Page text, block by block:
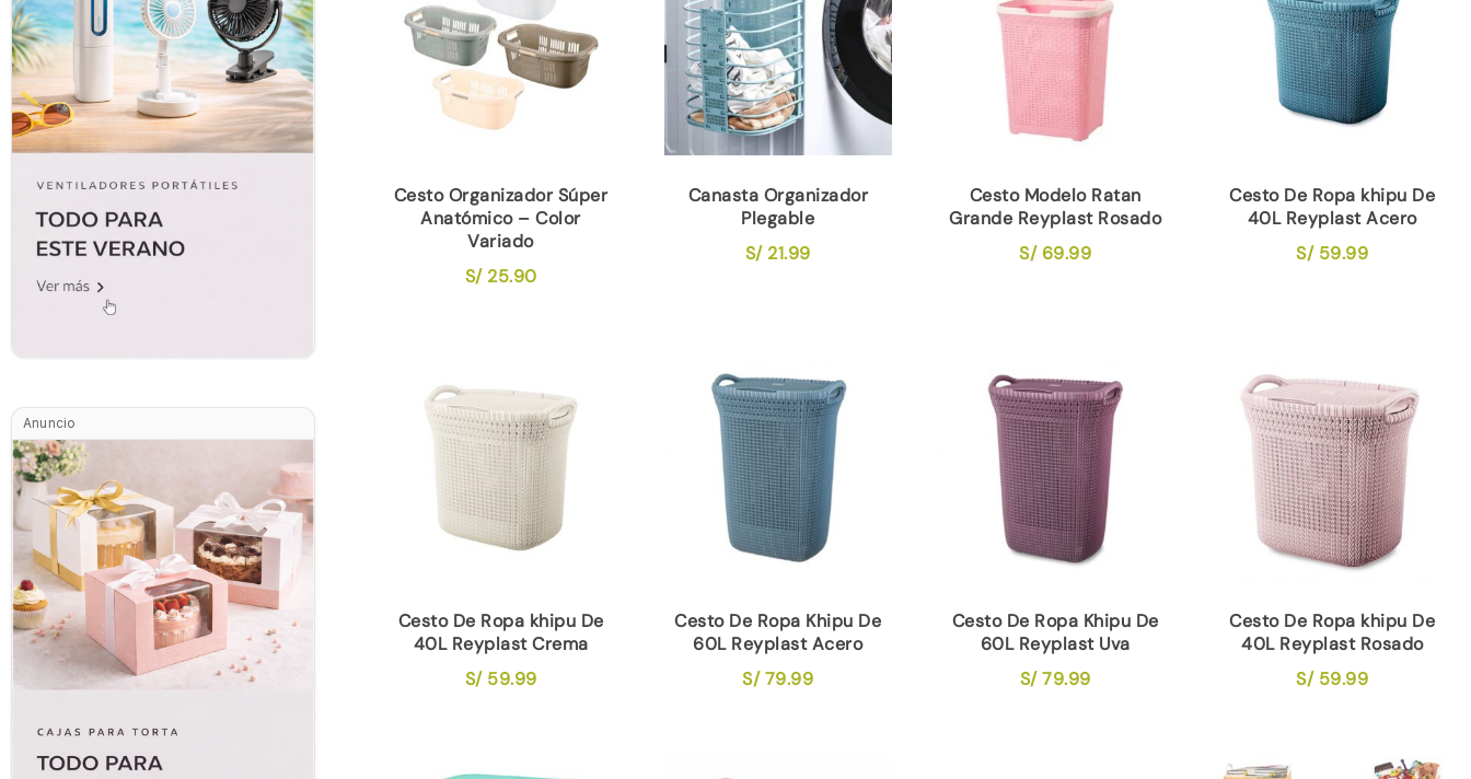
Anuncio
Cesto Organizador Súper
Anatómico – Color
Variado
S/25.90
Canasta Organizador
Plegable
S/21.99
Cesto Modelo Ratan
Grande Reyplast Rosado
S/69.99
Cesto De Ropa khipu De
40L Reyplast Acero
S/59.99
Cesto De Ropa khipu De
40L Reyplast Crema
S/59.99
Cesto De Ropa Khipu De
60L Reyplast Acero
S/79.99
Cesto De Ropa Khipu De
60L Reyplast Uva
S/79.99
Cesto De Ropa khipu De
40L Reyplast Rosado
S/59.99